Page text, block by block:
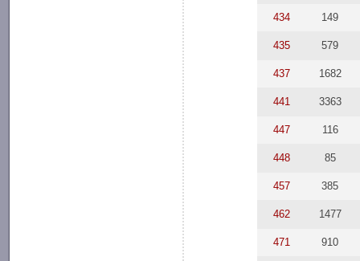
434 149
435 579
437 1682
441 3363
447 116
448 85
457 385
462 1477
471 910